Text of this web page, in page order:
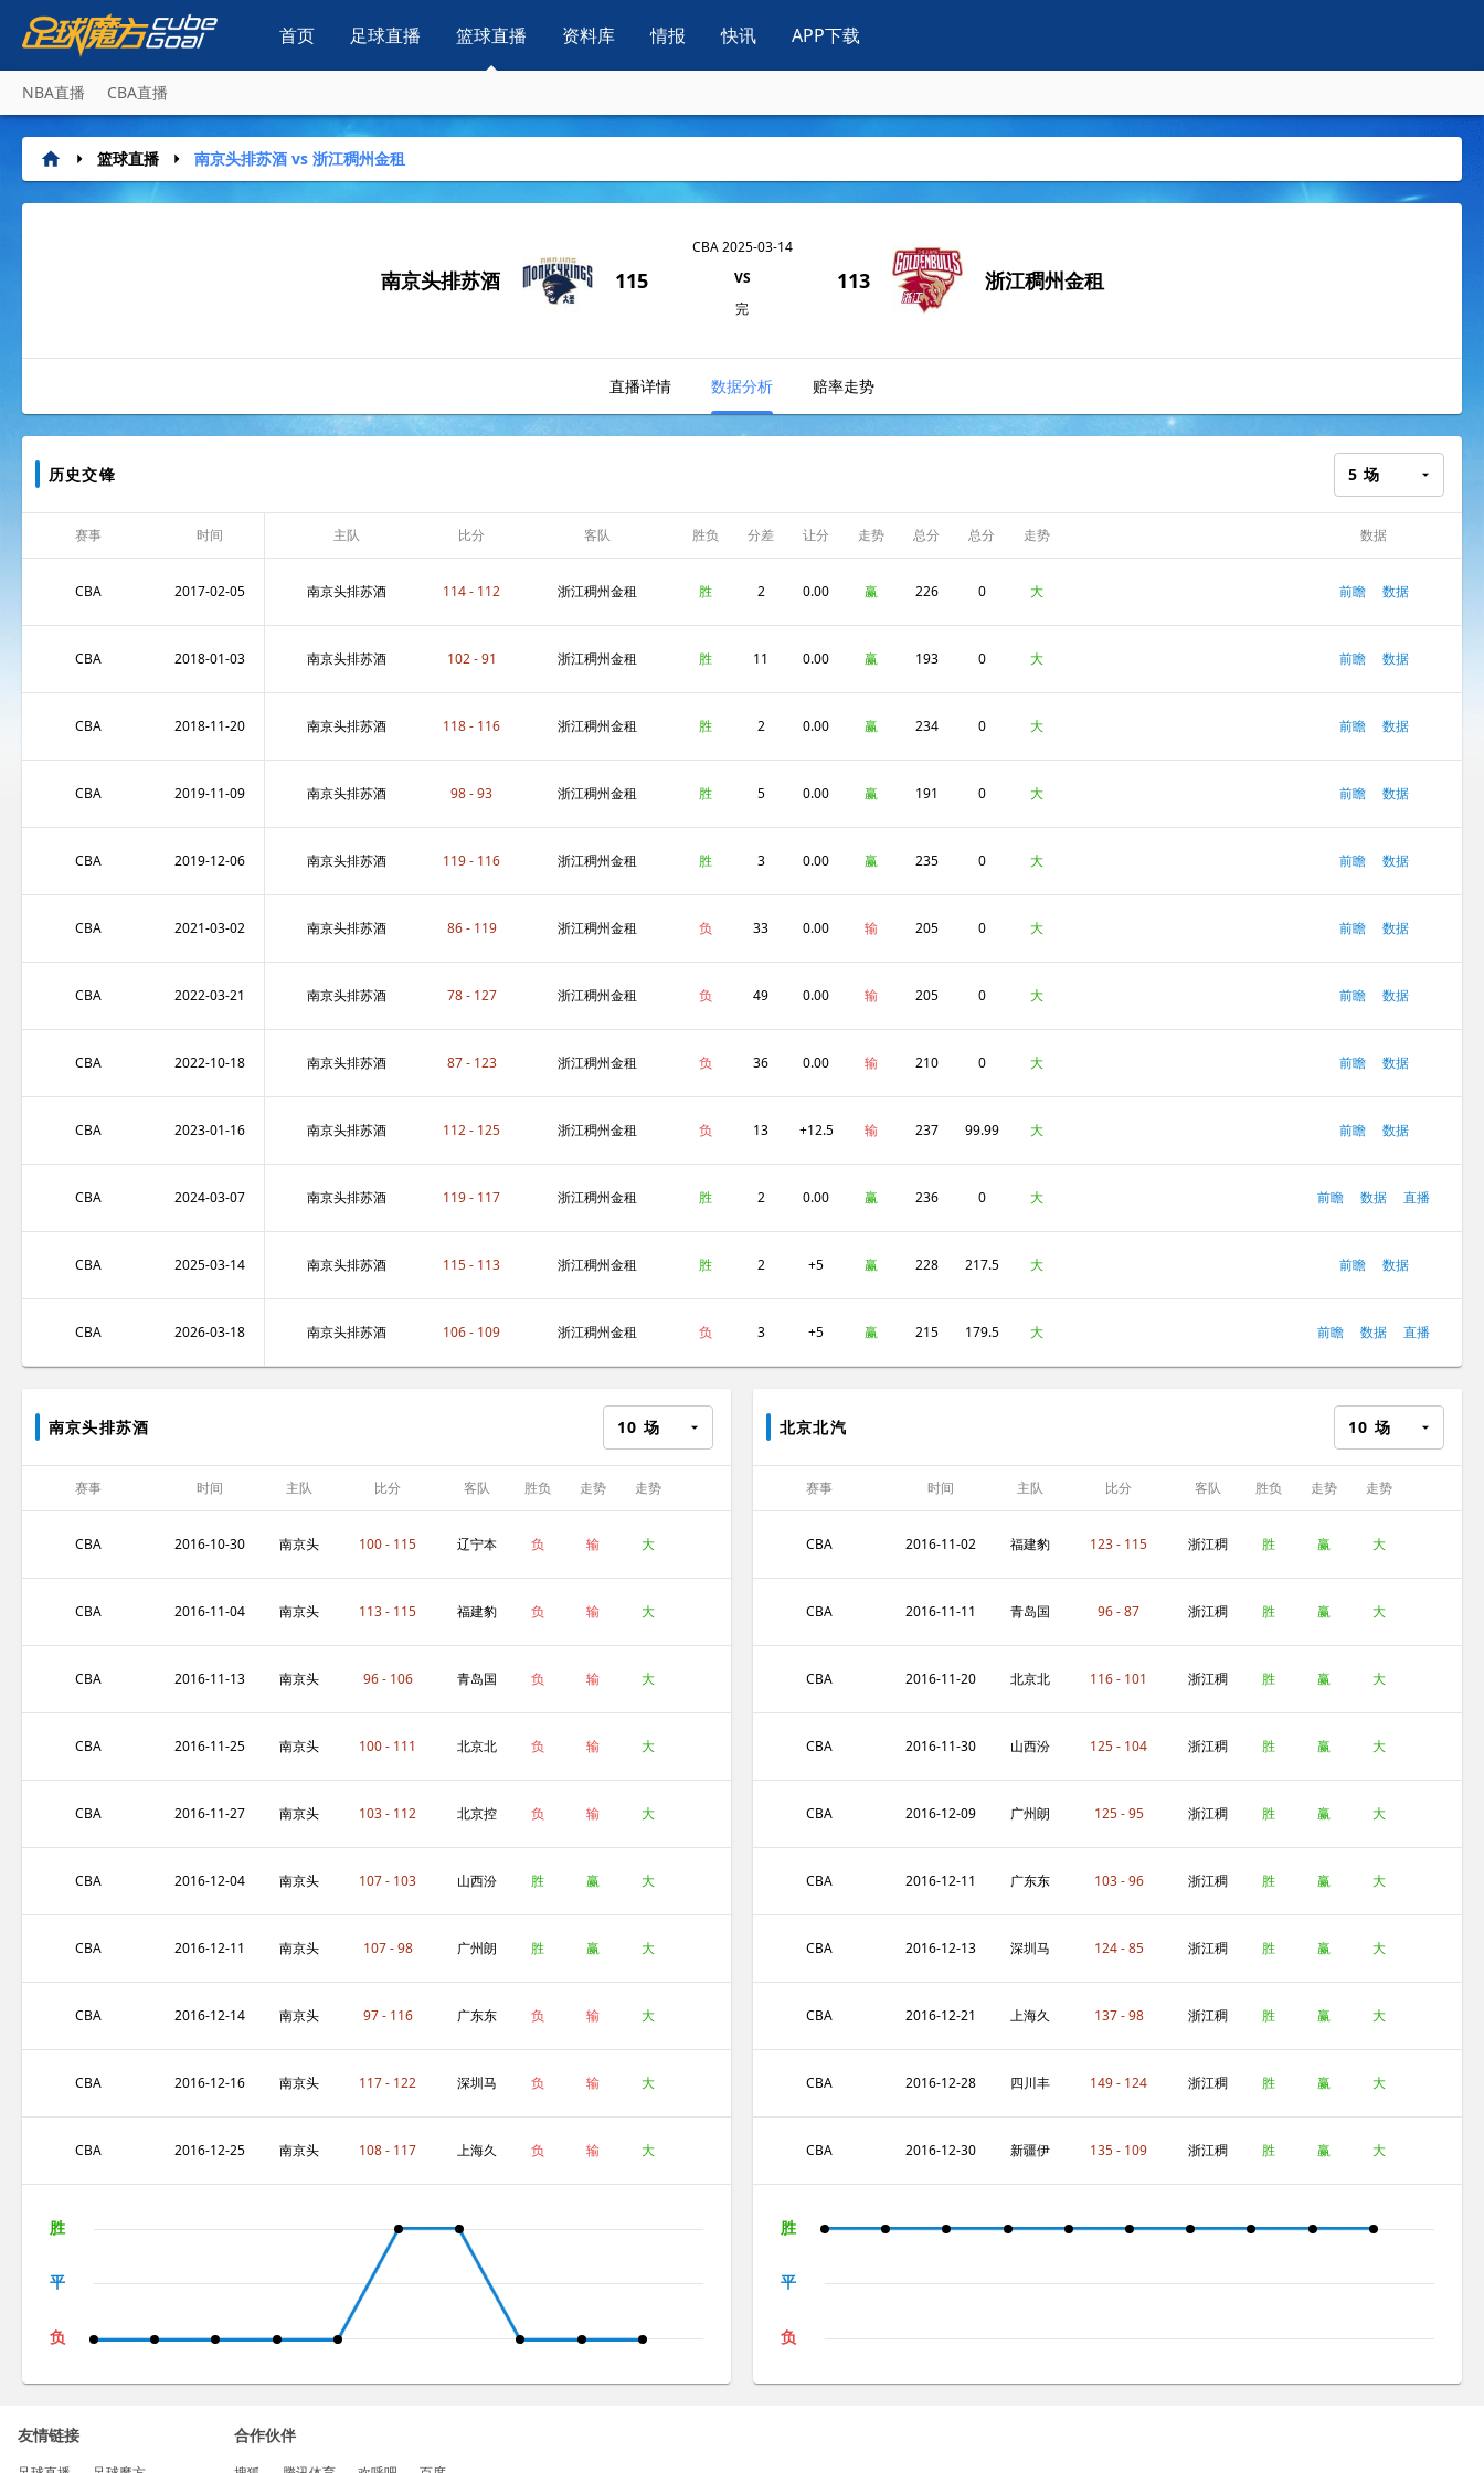
首页 足球直播 篮球直播
NBA直播 CBA直播
资料库 情报 快讯 APP下载
篮球直播 南京头排苏酒 vs 浙江稠州金租
南京头排苏酒 115
CBA 2025-03-14
VS
完
113 浙江稠州金租
直播详情 数据分析 赔率走势
历史交锋 5 场
赛事 时间 主队 比分 客队 胜负 分差 让分 走势 总分 总分 走势 数据
CBA 2017-02-05 南京头排苏酒 114 - 112 浙江稠州金租 胜 2 0.00 赢 226 0 大 前瞻 数据
CBA 2018-01-03 南京头排苏酒 102 - 91 浙江稠州金租 胜 11 0.00 赢 193 0 大 前瞻 数据
CBA 2018-11-20 南京头排苏酒 118 - 116 浙江稠州金租 胜 2 0.00 赢 234 0 大 前瞻 数据
CBA 2019-11-09 南京头排苏酒 98 - 93 浙江稠州金租 胜 5 0.00 赢 191 0 大 前瞻 数据
CBA 2019-12-06 南京头排苏酒 119 - 116 浙江稠州金租 胜 3 0.00 赢 235 0 大 前瞻 数据
CBA 2021-03-02 南京头排苏酒 86 - 119 浙江稠州金租 负 33 0.00 输 205 0 大 前瞻 数据
CBA 2022-03-21 南京头排苏酒 78 - 127 浙江稠州金租 负 49 0.00 输 205 0 大 前瞻 数据
CBA 2022-10-18 南京头排苏酒 87 - 123 浙江稠州金租 负 36 0.00 输 210 0 大 前瞻 数据
CBA 2023-01-16 南京头排苏酒 112 - 125 浙江稠州金租 负 13 +12.5 输 237 99.99 大 前瞻 数据
CBA 2024-03-07 南京头排苏酒 119 - 117 浙江稠州金租 胜 2 0.00 赢 236 0 大 前瞻 数据 直播
CBA 2025-03-14 南京头排苏酒 115 - 113 浙江稠州金租 胜 2 +5 赢 228 217.5 大 前瞻 数据
CBA 2026-03-18 南京头排苏酒 106 - 109 浙江稠州金租 负 3 +5 赢 215 179.5 大 前瞻 数据 直播
南京头排苏酒 10 场
赛事 时间 主队 比分 客队 胜负 走势 走势
CBA 2016-10-30 南京头
排苏酒
100 - 115 辽宁本
钢
负 输 大
CBA 2016-11-04 南京头
排苏酒
113 - 115 福建豹
发力
负 输 大
CBA 2016-11-13 南京头
排苏酒
96 - 106 青岛国
信制药
负 输 大
CBA 2016-11-25 南京头
排苏酒
100 - 111 北京北
汽
负 输 大
CBA 2016-11-27 南京头
排苏酒
103 - 112 北京控
股
负 输 大
CBA 2016-12-04 南京头
排苏酒
107 - 103 山西汾
酒股份
胜 赢 大
CBA 2016-12-11 南京头
排苏酒
107 - 98 广州朗
肽海本
胜 赢 大
CBA 2016-12-14 南京头
排苏酒
97 - 116 广东东
阳光
负 输 大
CBA 2016-12-16 南京头
排苏酒
117 - 122 深圳马
可波罗
负 输 大
CBA 2016-12-25 南京头 108 - 117 上海久 负 输 大
胜
平
负
北京北汽 10 场
赛事 时间 主队 比分 客队 胜负 走势 走势
CBA 2016-11-02 福建豹
发力
123 - 115 浙江稠
州金租
胜 赢 大
CBA 2016-11-11 青岛国
信制药
96 - 87 浙江稠
州金租
胜 赢 大
CBA 2016-11-20 北京北
汽
116 - 101 浙江稠
州金租
胜 赢 大
CBA 2016-11-30 山西汾
酒股份
125 - 104 浙江稠
州金租
胜 赢 大
CBA 2016-12-09 广州朗
肽海本
125 - 95 浙江稠
州金租
胜 赢 大
CBA 2016-12-11 广东东
阳光
103 - 96 浙江稠
州金租
胜 赢 大
CBA 2016-12-13 深圳马
可波罗
124 - 85 浙江稠
州金租
胜 赢 大
CBA 2016-12-21 上海久
事
137 - 98 浙江稠
州金租
胜 赢 大
CBA 2016-12-28 四川丰
谷酒业
149 - 124 浙江稠
州金租
胜 赢 大
CBA 2016-12-30 新疆伊 135 - 109 浙江稠 胜 赢 大
胜
平
负
友情链接 合作伙伴